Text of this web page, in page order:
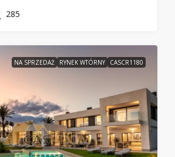
285
NA SPRZEDAŻ RYNEK WTÓRNY CASCR1180